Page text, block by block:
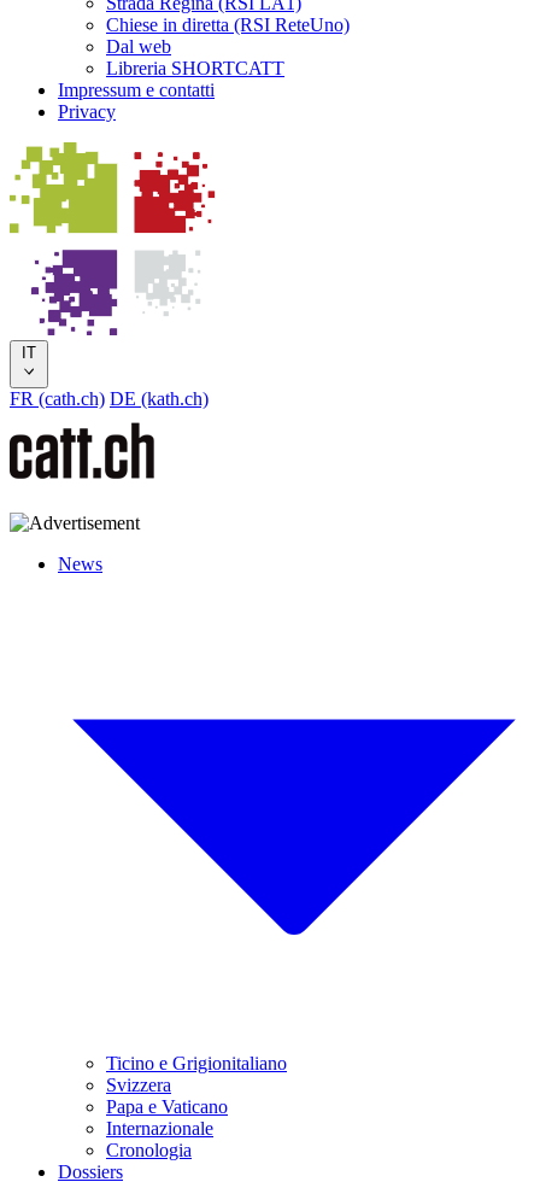
Chiese in diretta (RSI ReteUno)
Dal web
Libreria SHORTCATT
Impressum e contatti
Privacy
IT
FR (cath.ch) DE (kath.ch)
News
Ticino e Grigionitaliano
Svizzera
Papa e Vaticano
Internazionale
Cronologia
Dossiers